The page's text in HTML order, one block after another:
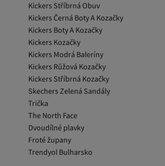
Kickers Stříbrná Obuv
Kickers Černá Boty A Kozačky
Kickers Boty A Kozačky
Kickers Kozačky
Kickers Modrá Baleríny
Kickers Růžová Kozačky
Kickers Stříbrná Kozačky
Skechers Zelená Sandály
Trička
The North Face
Dvoudílné plavky
Froté župany
Trendyol Bulharsko